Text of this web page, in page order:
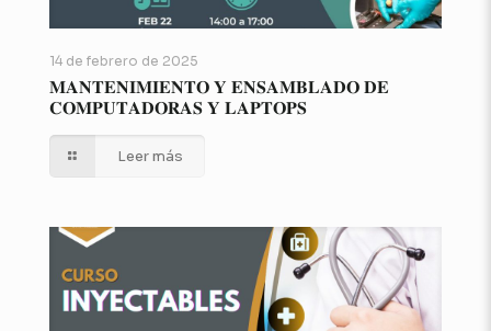
14 de febrero de 2025
𝐌𝐀𝐍𝐓𝐄𝐍𝐈𝐌𝐈𝐄𝐍𝐓𝐎 𝐘 𝐄𝐍𝐒𝐀𝐌𝐁𝐋𝐀𝐃𝐎 𝐃𝐄
𝐂𝐎𝐌𝐏𝐔𝐓𝐀𝐃𝐎𝐑𝐀𝐒 𝐘 𝐋𝐀𝐏𝐓𝐎𝐏𝐒
Leer más